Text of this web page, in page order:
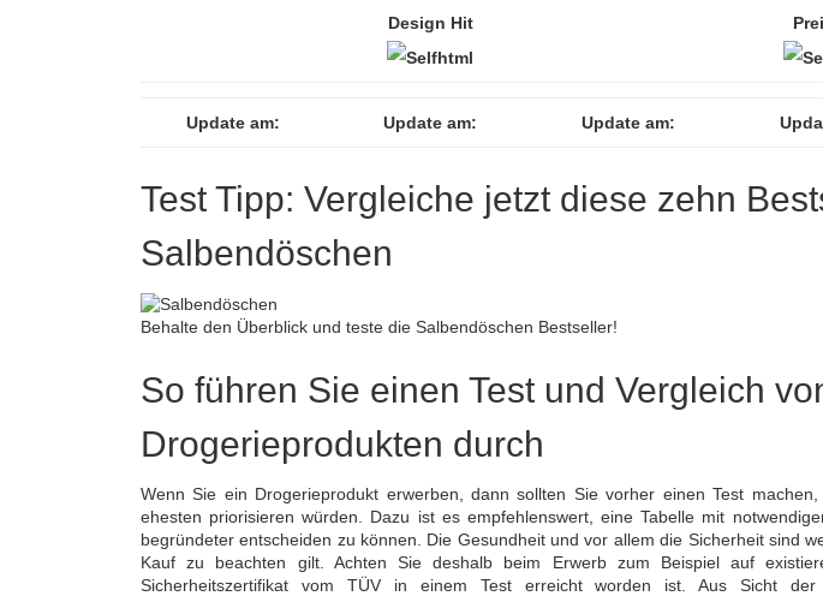
Design Hit
Update am: Update am: Update am:
Test Tipp: Vergleiche jetzt diese zehn
Salbendöschen
Behalte den Überblick und teste die Salbendöschen Bestseller!
So führen Sie einen Test und Vergleich
Drogerieprodukten durch
Wenn Sie ein Drogerieprodukt erwerben, dann sollten Sie vorher einen Test
ehesten priorisieren würden. Dazu ist es empfehlenswert, eine Tabelle mit
begründeter entscheiden zu können. Die Gesundheit und vor allem die Sicherheit sind
Kauf zu beachten gilt. Achten Sie deshalb beim Erwerb zum Beispiel auf
Sicherheitszertifikat vom TÜV in einem Test erreicht worden ist. Aus Sicht der